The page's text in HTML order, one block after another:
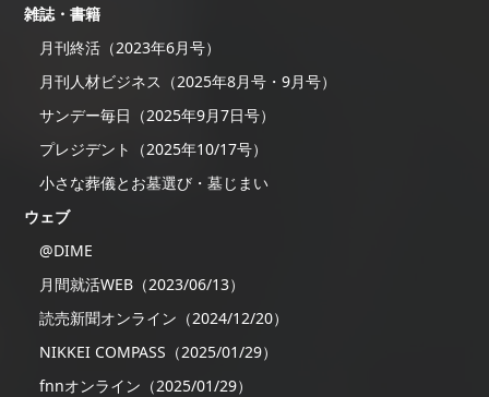
雑誌・書籍
月刊終活（2023年6月号）
月刊人材ビジネス（2025年8月号・9月号）
サンデー毎日（2025年9月7日号）
プレジデント（2025年10/17号）
小さな葬儀とお墓選び・墓じまい
ウェブ
@DIME
月間就活WEB（2023/06/13）
読売新聞オンライン（2024/12/20）
NIKKEI COMPASS（2025/01/29）
fnnオンライン（2025/01/29）